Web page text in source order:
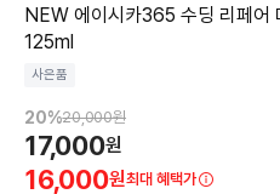
NEW 에이시카365 수딩 리페어
125ml
사은품
20%20,000원
17,000원
16,000원최대 혜택가